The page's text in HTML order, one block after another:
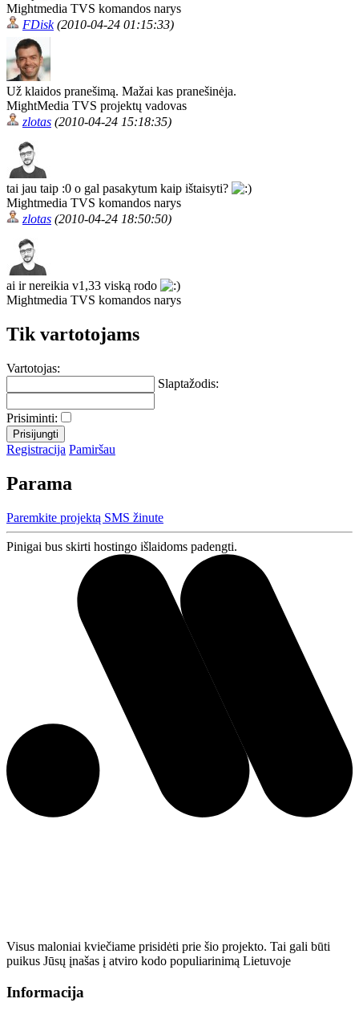
Mightmedia TVS komandos narys
FDisk(2010-04-24 01:15:33)
Už klaidos pranešimą. Mažai kas pranešinėja.
MightMedia TVS projektų vadovas
zlotas (2010-04-24 15:18:35)
tai jau taip :0 o gal pasakytum kaip ištaisyti?
Mightmedia TVS komandos narys
zlotas (2010-04-24 18:50:50)
ai ir nereikia v1,33 viską rodo
Mightmedia TVS komandos narys
Tik vartotojams
Vartotojas:
Slaptažodis:
Prisiminti:
Registracija Pamiršau
Parama
Paremkite projektą SMS žinute
Pinigai bus skirti hostingo išlaidoms padengti.
Visus maloniai kviečiame prisidėti prie šio projekto. Tai gali būti
puikus Jūsų įnašas į atviro kodo populiarinimą Lietuvoje
Informacija